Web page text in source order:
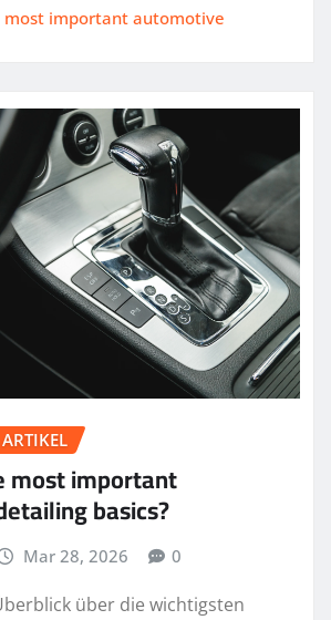
most important automotive
most important
basics?
Mar 28, 2026 0
über die wichtigsten